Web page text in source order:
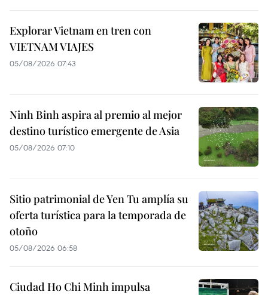
Explorar Vietnam en tren con
VIETNAM VIAJES
05/08/2026 07:43
Ninh Binh aspira al premio al mejor
destino turístico emergente de Asia
05/08/2026 07:10
Sitio patrimonial de Yen Tu amplía su
oferta turística para la temporada de
otoño
05/08/2026 06:58
Ciudad Ho Chi Minh impulsa